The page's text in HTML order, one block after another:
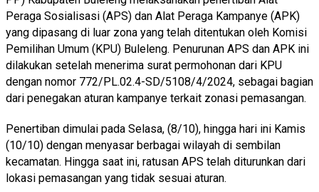
Peraga Sosialisasi (APS) dan Alat Peraga Kampanye (APK)
yang dipasang di luar zona yang telah ditentukan oleh Komisi
Pemilihan Umum (KPU) Buleleng. Penurunan APS dan APK ini
dilakukan setelah menerima surat permohonan dari KPU
dengan nomor 772/PL.02.4-SD/5108/4/2024, sebagai bagian
dari penegakan aturan kampanye terkait zonasi pemasangan.
Penertiban dimulai pada Selasa, (8/10), hingga hari ini Kamis
(10/10) dengan menyasar berbagai wilayah di sembilan
kecamatan. Hingga saat ini, ratusan APS telah diturunkan dari
lokasi pemasangan yang tidak sesuai aturan.